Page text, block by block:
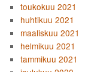
toukokuu 2021
huhtikuu 2021
maaliskuu 2021
helmikuu 2021
tammikuu 2021